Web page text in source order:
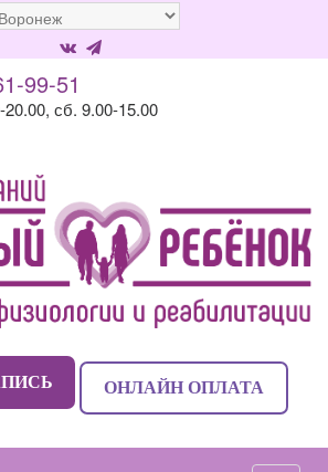
99-51
20.00, сб. 9.00-15.00
ОНЛАЙН ОПЛАТА